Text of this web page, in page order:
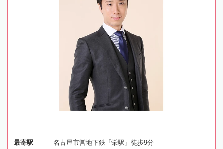
最寄駅 名古屋市営地下鉄「栄駅」徒歩9分